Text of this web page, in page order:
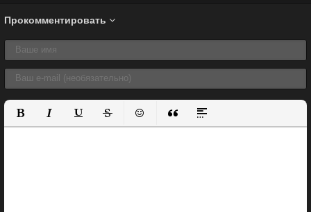
Прокомментировать
Полужирный
КурсивПодчеркнутый
ЗачеркнутыйВставить смайлик
Вставка цитаты
Вставка спойлера